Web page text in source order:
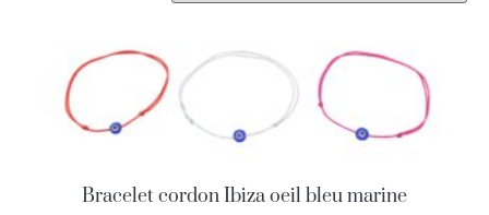
Bracelet cordon Ibiza oeil bleu marine